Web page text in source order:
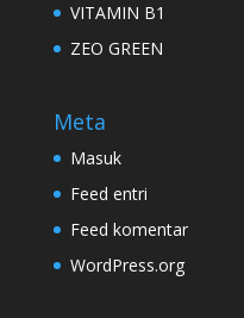
VITAMIN B1
ZEO GREEN
Meta
Masuk
Feed entri
Feed komentar
WordPress.org